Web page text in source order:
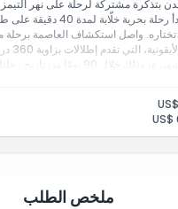
بتذكرة مشتركة لرحلة على نهر
رائع واحد. ابدأ رحلة بحرية
عجلة
90 يومًا من تاريخ رحلتك البحرية.
US$
ملخص الطلب